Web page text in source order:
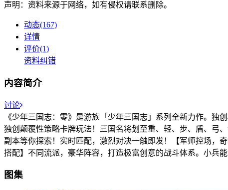
声明：资料来源于网络，如有侵权请联系删除。
动态(167)
详情
评价(1)
资料纠错
内容简介
讨论
《少年三国志：零》是游族「少年三国志」系列全新力作。独
独创颠覆性策略卡牌玩法！三国名将划至重、轻、步、盾、弓
副本等你探索！实时匹配，激烈对决一触即发！【军师控场，
搭配】不同流派，豪华阵容，打造极富创意的战斗体系。小兵
图集